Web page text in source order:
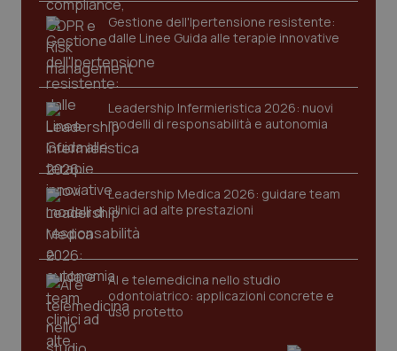
Gestione dell'Ipertensione resistente:
dalle Linee Guida alle terapie innovative
Leadership Infermieristica 2026: nuovi
modelli di responsabilità e autonomia
Leadership Medica 2026: guidare team
clinici ad alte prestazioni
AI e telemedicina nello studio
odontoiatrico: applicazioni concrete e
uso protetto
CookieScriptConsent